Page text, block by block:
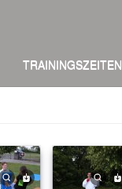
TRAININGSZEITEN